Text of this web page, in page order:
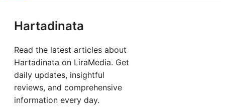
Hartadinata
Read the latest articles about
Hartadinata on LiraMedia. Get
daily updates, insightful
reviews, and comprehensive
information every day.